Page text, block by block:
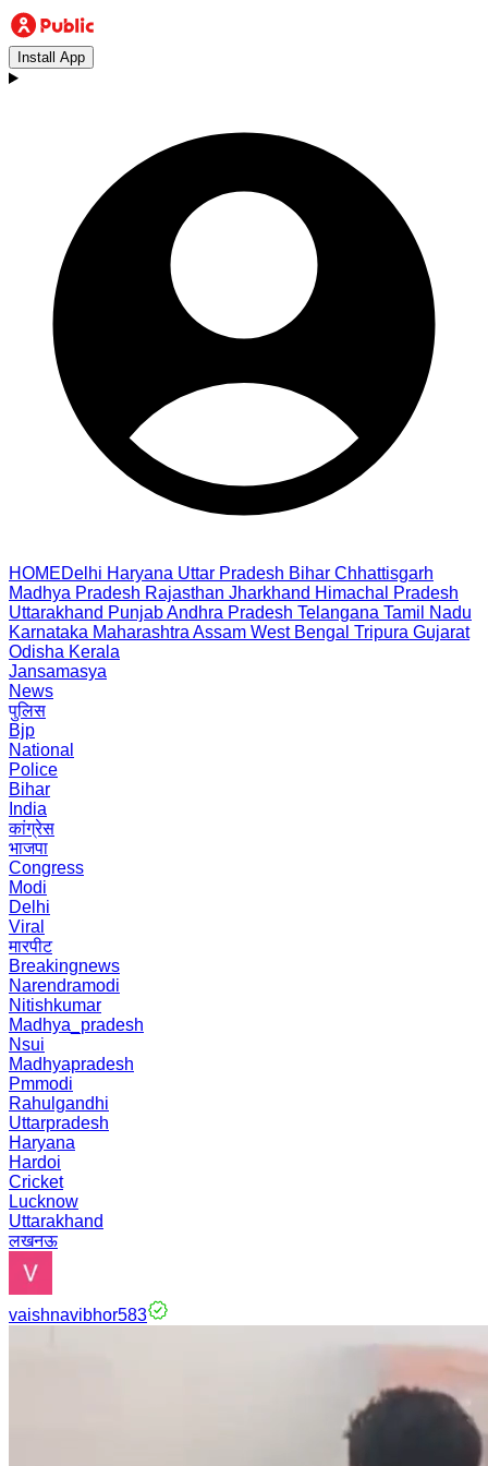
Install App
HOMEDelhi Haryana Uttar Pradesh Bihar Chhattisgarh
Madhya Pradesh Rajasthan Jharkhand Himachal Pradesh
Uttarakhand PunjabAndhra Pradesh Telangana Tamil Nadu
Karnataka Maharashtra Assam West Bengal Tripura Gujarat
Odisha Kerala
Jansamasya
News
पुलिस
Bjp
National
Police
Bihar
India
कांग्रेस
भाजपा
Congress
Modi
Delhi
Viral
मारपीट
Breakingnews
Narendramodi
Nitishkumar
Madhya_pradesh
Nsui
Madhyapradesh
Pmmodi
Rahulgandhi
Uttarpradesh
Haryana
Hardoi
Cricket
Lucknow
Uttarakhand
लखनऊ
vaishnavibhor583